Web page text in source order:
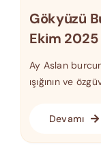
Gökyüzü
Ekim 2025
Ay Aslan
ışığının ve
Devamı